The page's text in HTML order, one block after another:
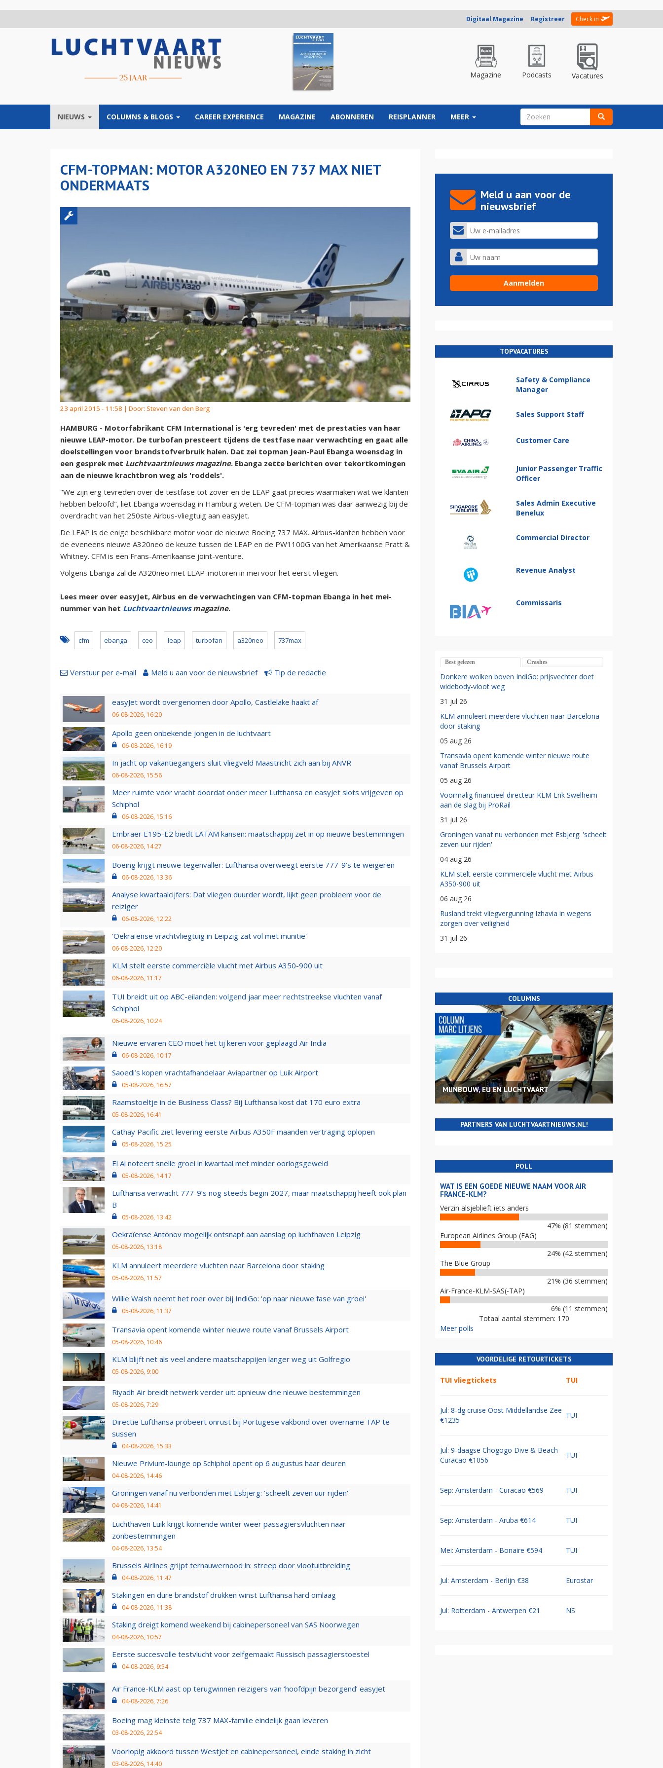
Digitaal Magazine Registreer Check in
Magazine Podcasts Vacatures
NIEUWS COLUMNS & BLOGS CAREER EXPERIENCE MAGAZINE ABONNEREN REISPLANNER MEER ZOEKVELD
CFM-TOPMAN: MOTOR A320NEO EN 737 MAX NIET
ONDERMAATS
23 april 2015 - 11:58 | Door: Steven van den Berg
HAMBURG - Motorfabrikant CFM International is 'erg tevreden' met de prestaties van haar
nieuwe LEAP-motor. De turbofan presteert tijdens de testfase naar verwachting en gaat alle
doelstellingen voor brandstofverbruik halen. Dat zei topman Jean-Paul Ebanga woensdag in
een gesprek met Luchtvaartnieuws magazine. Ebanga zette berichten over tekortkomingen
aan de nieuwe krachtbron weg als 'roddels'.
"We zijn erg tevreden over de testfase tot zover en de LEAP gaat precies waarmaken wat we klanten
hebben beloofd", liet Ebanga woensdag in Hamburg weten. De CFM-topman was daar aanwezig bij de
overdracht van het 250ste Airbus-vliegtuig aan easyJet.
De LEAP is de enige beschikbare motor voor de nieuwe Boeing 737 MAX. Airbus-klanten hebben voor
de eveneens nieuwe A320neo de keuze tussen de LEAP en de PW1100G van het Amerikaanse Pratt &
Whitney. CFM is een Frans-Amerikaanse joint-venture.
Volgens Ebanga zal de A320neo met LEAP-motoren in mei voor het eerst vliegen.
Lees meer over easyJet, Airbus en de verwachtingen van CFM-topman Ebanga in het mei-
nummer van het Luchtvaartnieuwsmagazine.
cfm ebanga ceo leap turbofan a320neo 737max
Verstuur per e-mail Meld u aan voor de nieuwsbrief Tip de redactie
easyJet wordt overgenomen door Apollo, Castlelake haakt af
06-08-2026, 16:20
Apollo geen onbekende jongen in de luchtvaart
06-08-2026, 16:19
In jacht op vakantiegangers sluit vliegveld Maastricht zich aan bij ANVR
06-08-2026, 15:56
Meer ruimte voor vracht doordat onder meer Lufthansa en easyJet slots vrijgeven op
Schiphol
06-08-2026, 15:16
Embraer E195-E2 biedt LATAM kansen: maatschappij zet in op nieuwe bestemmingen
06-08-2026, 14:27
Boeing krijgt nieuwe tegenvaller: Lufthansa overweegt eerste 777-9’s te weigeren
06-08-2026, 13:36
Analyse kwartaalcijfers: Dat vliegen duurder wordt, lijkt geen probleem voor de
reiziger
06-08-2026, 12:22
'Oekraïense vrachtvliegtuig in Leipzig zat vol met munitie'
06-08-2026, 12:20
KLM stelt eerste commerciële vlucht met Airbus A350-900 uit
06-08-2026, 11:17
TUI breidt uit op ABC-eilanden: volgend jaar meer rechtstreekse vluchten vanaf
Schiphol
06-08-2026, 10:24
Nieuwe ervaren CEO moet het tij keren voor geplaagd Air India
06-08-2026, 10:17
Saoedi’s kopen vrachtafhandelaar Aviapartner op Luik Airport
05-08-2026, 16:57
Raamstoeltje in de Business Class? Bij Lufthansa kost dat 170 euro extra
05-08-2026, 16:41
Cathay Pacific ziet levering eerste Airbus A350F maanden vertraging oplopen
05-08-2026, 15:25
El Al noteert snelle groei in kwartaal met minder oorlogsgeweld
05-08-2026, 14:17
Lufthansa verwacht 777-9’s nog steeds begin 2027, maar maatschappij heeft ook plan
B
05-08-2026, 13:42
Oekraïense Antonov mogelijk ontsnapt aan aanslag op luchthaven Leipzig
05-08-2026, 13:18
KLM annuleert meerdere vluchten naar Barcelona door staking
05-08-2026, 11:57
Willie Walsh neemt het roer over bij IndiGo: 'op naar nieuwe fase van groei'
05-08-2026, 11:37
Transavia opent komende winter nieuwe route vanaf Brussels Airport
05-08-2026, 10:46
KLM blijft net als veel andere maatschappijen langer weg uit Golfregio
05-08-2026, 9:00
Riyadh Air breidt netwerk verder uit: opnieuw drie nieuwe bestemmingen
05-08-2026, 7:29
Directie Lufthansa probeert onrust bij Portugese vakbond over overname TAP te
sussen
04-08-2026, 15:33
Nieuwe Privium-lounge op Schiphol opent op 6 augustus haar deuren
04-08-2026, 14:46
Groningen vanaf nu verbonden met Esbjerg: 'scheelt zeven uur rijden'
04-08-2026, 14:41
Luchthaven Luik krijgt komende winter weer passagiersvluchten naar
zonbestemmingen
04-08-2026, 13:54
Brussels Airlines grijpt ternauwernood in: streep door vlootuitbreiding
04-08-2026, 11:47
Stakingen en dure brandstof drukken winst Lufthansa hard omlaag
04-08-2026, 11:38
Staking dreigt komend weekend bij cabinepersoneel van SAS Noorwegen
04-08-2026, 10:57
Eerste succesvolle testvlucht voor zelfgemaakt Russisch passagierstoestel
04-08-2026, 9:54
Air France-KLM aast op terugwinnen reizigers van ‘hoofdpijn bezorgend’ easyJet
04-08-2026, 7:26
Boeing mag kleinste telg 737 MAX-familie eindelijk gaan leveren
03-08-2026, 22:54
Voorlopig akkoord tussen WestJet en cabinepersoneel, einde staking in zicht
03-08-2026, 14:40
Meld u aan voor de
nieuwsbrief
TOPVACATURES
Safety & Compliance
Manager
Sales Support Staff
Customer Care
Junior Passenger Traffic
Officer
Sales Admin Executive
Benelux
Commercial Director
Revenue Analyst
Commissaris
Best gelezen Crashes
Donkere wolken boven IndiGo: prijsvechter doet
widebody-vloot weg
31 jul 26
KLM annuleert meerdere vluchten naar Barcelona
door staking
05 aug 26
Transavia opent komende winter nieuwe route
vanaf Brussels Airport
05 aug 26
Voormalig financieel directeur KLM Erik Swelheim
aan de slag bij ProRail
31 jul 26
Groningen vanaf nu verbonden met Esbjerg: 'scheelt
zeven uur rijden'
04 aug 26
KLM stelt eerste commerciële vlucht met Airbus
A350-900 uit
06 aug 26
Rusland trekt vliegvergunning Izhavia in wegens
zorgen over veiligheid
31 jul 26
COLUMNS
MIJNBOUW, EU EN LUCHTVAART
PARTNERS VAN LUCHTVAARTNIEUWS.NL!
POLL
WAT IS EEN GOEDE NIEUWE NAAM VOOR AIR
FRANCE-KLM?
Verzin alsjeblieft iets anders
47% (81 stemmen)
European Airlines Group (EAG)
24% (42 stemmen)
The Blue Group
21% (36 stemmen)
Air-France-KLM-SAS(-TAP)
6% (11 stemmen)
Totaal aantal stemmen: 170
Meer polls
VOORDELIGE RETOURTICKETS
TUI vliegtickets TUI
Jul: 8-dg cruise Oost Middellandse Zee
€1235
TUI
Jul: 9-daagse Chogogo Dive & Beach
Curacao €1056
TUI
Sep: Amsterdam - Curacao €569 TUI
Sep: Amsterdam - Aruba €614 TUI
Mei: Amsterdam - Bonaire €594 TUI
Jul: Amsterdam - Berlijn €38 Eurostar
Jul: Rotterdam - Antwerpen €21 NS